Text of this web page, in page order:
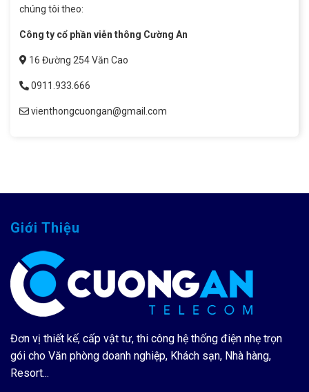
chúng tôi theo:
Công ty cổ phần viễn thông Cường An
16 Đường 254 Văn Cao
0911.933.666
vienthongcuongan@gmail.com
Giới Thiệu
Đơn vị thiết kế, cấp vật tư, thi công hệ thống điện nhẹ trọn
gói cho Văn phòng doanh nghiệp, Khách sạn, Nhà hàng,
Resort...